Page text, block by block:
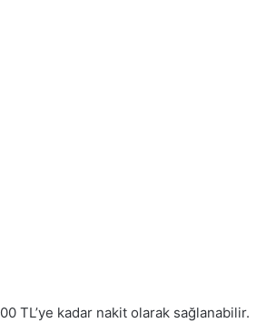
TL’ye kadar nakit olarak sağlanabilir.